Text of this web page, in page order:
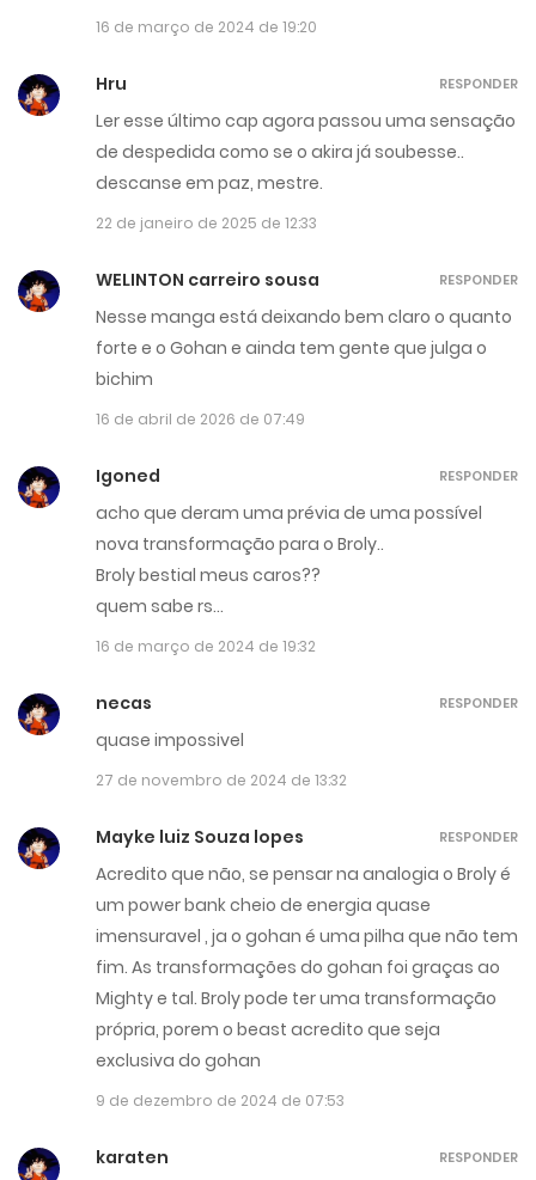
16 de março de 2024 de 19:20
Hru
Ler esse último cap agora passou uma sensação
de despedida como se o akira já soubesse..
descanse em paz, mestre.
22 de janeiro de 2025 de 12:33
RESPONDER
WELINTON carreiro sousa
Nesse manga está deixando bem claro o quanto
forte e o Gohan e ainda tem gente que julga o
bichim
16 de abril de 2026 de 07:49
RESPONDER
Igoned
acho que deram uma prévia de uma possível
nova transformação para o Broly..
Broly bestial meus caros??
quem sabe rs…
16 de março de 2024 de 19:32
RESPONDER
necas
quase impossivel
27 de novembro de 2024 de 13:32
RESPONDER
Mayke luiz Souza lopes
Acredito que não, se pensar na analogia o Broly é
um power bank cheio de energia quase
imensuravel , ja o gohan é uma pilha que não tem
fim. As transformações do gohan foi graças ao
Mighty e tal. Broly pode ter uma transformação
própria, porem o beast acredito que seja
exclusiva do gohan
9 de dezembro de 2024 de 07:53
RESPONDER
karaten
RESPONDER